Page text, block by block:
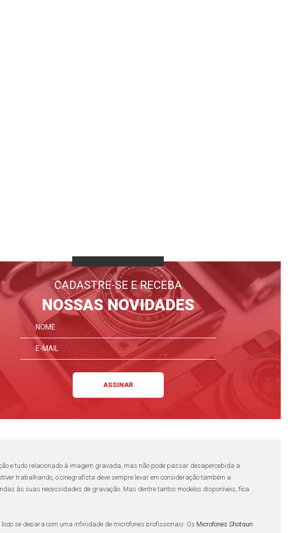
CADASTRE-SE E RECEBA
NOSSAS NOVIDADES
e tudo relacionado à imagem gravada, mas não pode passar desapercebida a
trabalhando, o cinegrafista deve sempre levar em consideração também a
às suas necessidades de gravação. Mas dentre tantos modelos disponíveis, fica
logo se depara com uma infinidade de microfones profissionais: Os Microfones Shotgun